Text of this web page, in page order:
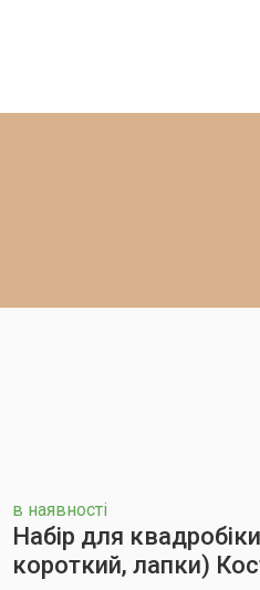
в наявності
Набір для
короткий, лапки)